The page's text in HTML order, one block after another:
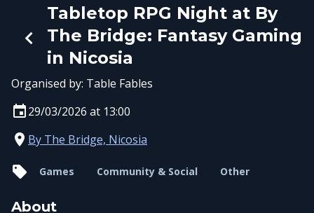
Tabletop RPG Night at By
The Bridge: Fantasy Gaming
in Nicosia
Organised by: Table Fables
29/03/2026 at 13:00
By The Bridge, Nicosia
Games Community & Social Other
About